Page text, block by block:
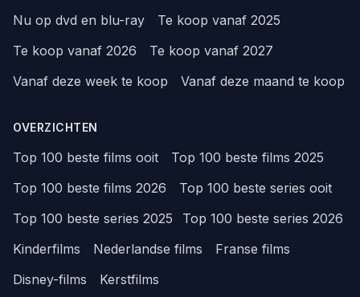
Nu op dvd en blu-ray
Te koop vanaf 2025
Te koop vanaf 2026
Te koop vanaf 2027
Vanaf deze week te koop
Vanaf deze maand te koop
OVERZICHTEN
Top 100 beste films ooit
Top 100 beste films 2025
Top 100 beste films 2026
Top 100 beste series ooit
Top 100 beste series 2025
Top 100 beste series 2026
Kinderfilms
Nederlandse films
Franse films
Disney-films
Kerstfilms